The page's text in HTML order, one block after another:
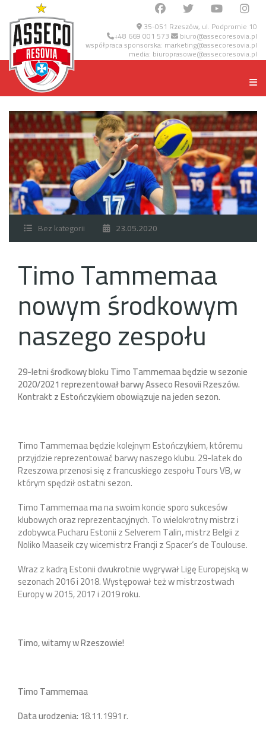
35-051 Rzeszów, ul. Podpromie 10
+48 669 001 573 biuro@assecoresovia.pl
współpraca sponsorska: marketing@assecoresovia.pl
media: biuroprasowe@assecoresovia.pl
Bez kategorii 23.05.2020
Timo Tammemaa
nowym środkowym
naszego zespołu
29-letni środkowy bloku Timo Tammemaa będzie w sezonie
2020/2021 reprezentował barwy Asseco Resovii Rzeszów.
Kontrakt z Estończykiem obowiązuje na jeden sezon.
Timo Tammemaa będzie kolejnym Estończykiem, któremu
przyjdzie reprezentować barwy naszego klubu. 29-latek do
Rzeszowa przenosi się z francuskiego zespołu Tours VB, w
którym spędził ostatni sezon.
Timo Tammemaa ma na swoim koncie sporo sukcesów
klubowych oraz reprezentacyjnych. To wielokrotny mistrz i
zdobywca Pucharu Estonii z Selverem Talin, mistrz Belgii z
Noliko Maaseik czy wicemistrz Francji z Spacer’s de Toulouse.
Wraz z kadrą Estonii dwukrotnie wygrywał Ligę Europejską w
sezonach 2016 i 2018. Występował też w mistrzostwach
Europy w 2015, 2017 i 2019 roku.
Timo, witamy w Rzeszowie!
Timo Tammemaa
Data urodzenia: 18.11.1991 r.